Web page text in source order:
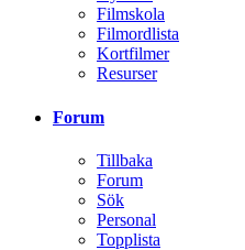
Filmskola
Filmordlista
Kortfilmer
Resurser
Forum
Tillbaka
Forum
Sök
Personal
Topplista